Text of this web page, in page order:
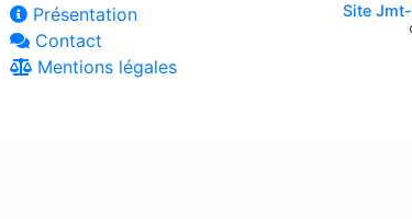
Présentation
Contact
Mentions légales
Site